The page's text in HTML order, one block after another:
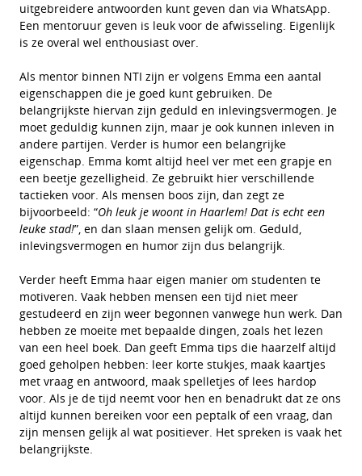
uitgebreidere antwoorden kunt geven dan via WhatsApp.
Een mentoruur geven is leuk voor de afwisseling. Eigenlijk
is ze overal wel enthousiast over.
Als mentor binnen NTI zijn er volgens Emma een aantal
eigenschappen die je goed kunt gebruiken. De
belangrijkste hiervan zijn geduld en inlevingsvermogen. Je
moet geduldig kunnen zijn, maar je ook kunnen inleven in
andere partijen. Verder is humor een belangrijke
eigenschap. Emma komt altijd heel ver met een grapje en
een beetje gezelligheid. Ze gebruikt hier verschillende
tactieken voor. Als mensen boos zijn, dan zegt ze
bijvoorbeeld: “Oh leuk je woont in Haarlem! Dat is echt een
leuke stad!”, en dan slaan mensen gelijk om. Geduld,
inlevingsvermogen en humor zijn dus belangrijk.
Verder heeft Emma haar eigen manier om studenten te
motiveren. Vaak hebben mensen een tijd niet meer
gestudeerd en zijn weer begonnen vanwege hun werk. Dan
hebben ze moeite met bepaalde dingen, zoals het lezen
van een heel boek. Dan geeft Emma tips die haarzelf altijd
goed geholpen hebben: leer korte stukjes, maak kaartjes
met vraag en antwoord, maak spelletjes of lees hardop
voor. Als je de tijd neemt voor hen en benadrukt dat ze ons
altijd kunnen bereiken voor een peptalk of een vraag, dan
zijn mensen gelijk al wat positiever. Het spreken is vaak het
belangrijkste.